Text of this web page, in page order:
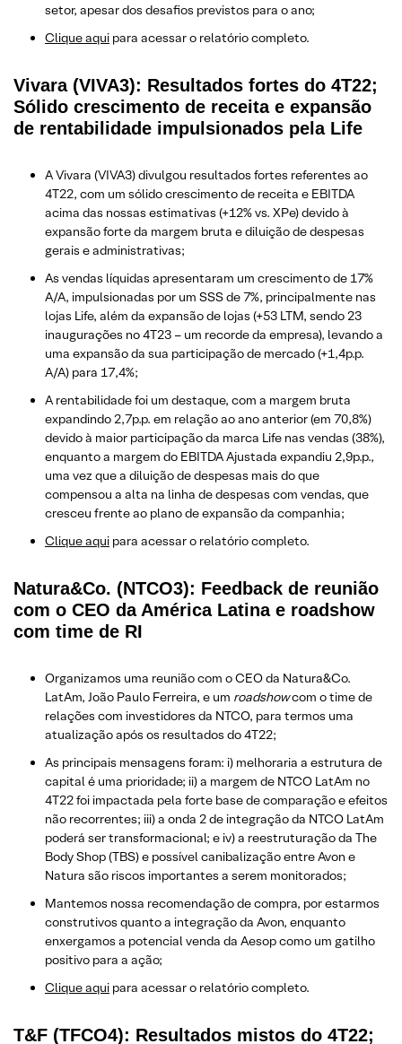
setor, apesar dos desafios previstos para o ano;
Clique aqui para acessar o relatório completo.
Vivara (VIVA3): Resultados fortes do 4T22;
Sólido crescimento de receita e expansão
de rentabilidade impulsionados pela Life
A Vivara (VIVA3) divulgou resultados fortes referentes ao
4T22, com um sólido crescimento de receita e EBITDA
acima das nossas estimativas (+12% vs. XPe) devido à
expansão forte da margem bruta e diluição de despesas
gerais e administrativas;
As vendas líquidas apresentaram um crescimento de 17%
A/A, impulsionadas por um SSS de 7%, principalmente nas
lojas Life, além da expansão de lojas (+53 LTM, sendo 23
inaugurações no 4T23 – um recorde da empresa), levando a
uma expansão da sua participação de mercado (+1,4p.p.
A/A) para 17,4%;
A rentabilidade foi um destaque, com a margem bruta
expandindo 2,7p.p. em relação ao ano anterior (em 70,8%)
devido à maior participação da marca Life nas vendas (38%),
enquanto a margem do EBITDA Ajustada expandiu 2,9p.p.,
uma vez que a diluição de despesas mais do que
compensou a alta na linha de despesas com vendas, que
cresceu frente ao plano de expansão da companhia;
Clique aqui para acessar o relatório completo.
Natura&Co. (NTCO3): Feedback de reunião
com o CEO da América Latina e roadshow
com time de RI
Organizamos uma reunião com o CEO da Natura&Co.
LatAm, João Paulo Ferreira, e um roadshowcom o time de
relações com investidores da NTCO, para termos uma
atualização após os resultados do 4T22;
As principais mensagens foram: i) melhoraria a estrutura de
capital é uma prioridade; ii) a margem de NTCO LatAm no
4T22 foi impactada pela forte base de comparação e efeitos
não recorrentes; iii) a onda 2 de integração da NTCO LatAm
poderá ser transformacional; e iv) a reestruturação da The
Body Shop (TBS) e possível canibalização entre Avon e
Natura são riscos importantes a serem monitorados;
Mantemos nossa recomendação de compra, por estarmos
construtivos quanto a integração da Avon, enquanto
enxergamos a potencial venda da Aesop como um gatilho
positivo para a ação;
Clique aqui para acessar o relatório completo.
T&F (TFCO4): Resultados mistos do 4T22;